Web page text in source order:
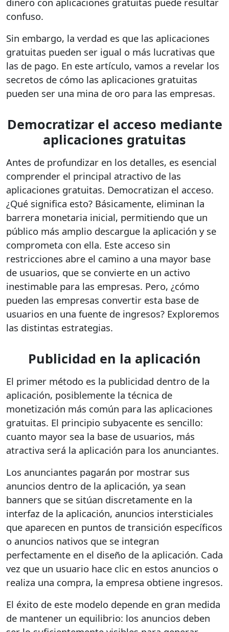
confuso.
Sin embargo, la verdad es que las aplicaciones
gratuitas pueden ser igual o más lucrativas que
las de pago. En este artículo, vamos a revelar los
secretos de cómo las aplicaciones gratuitas
pueden ser una mina de oro para las empresas.
Democratizar el acceso mediante
aplicaciones gratuitas
Antes de profundizar en los detalles, es esencial
comprender el principal atractivo de las
aplicaciones gratuitas. Democratizan el acceso.
¿Qué significa esto? Básicamente, eliminan la
barrera monetaria inicial, permitiendo que un
público más amplio descargue la aplicación y se
comprometa con ella. Este acceso sin
restricciones abre el camino a una mayor base
de usuarios, que se convierte en un activo
inestimable para las empresas. Pero, ¿cómo
pueden las empresas convertir esta base de
usuarios en una fuente de ingresos? Exploremos
las distintas estrategias.
Publicidad en la aplicación
El primer método es la publicidad dentro de la
aplicación, posiblemente la técnica de
monetización más común para las aplicaciones
gratuitas. El principio subyacente es sencillo:
cuanto mayor sea la base de usuarios, más
atractiva será la aplicación para los anunciantes.
Los anunciantes pagarán por mostrar sus
anuncios dentro de la aplicación, ya sean
banners que se sitúan discretamente en la
interfaz de la aplicación, anuncios intersticiales
que aparecen en puntos de transición específicos
o anuncios nativos que se integran
perfectamente en el diseño de la aplicación. Cada
vez que un usuario hace clic en estos anuncios o
realiza una compra, la empresa obtiene ingresos.
El éxito de este modelo depende en gran medida
de mantener un equilibrio: los anuncios deben